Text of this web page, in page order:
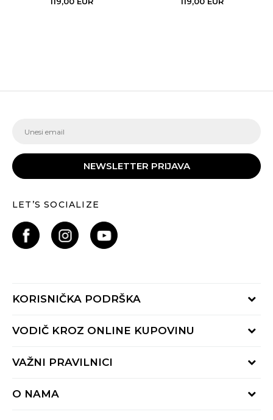
NEWSLETTER PRIJAVA
LET’S SOCIALIZE
KORISNIČKA PODRŠKA
Provjeri status porudžbine
Radno vrijeme 9-16h
VODIČ KROZ ONLINE KUPOVINU
Načini isporuke
Reklamacije
VAŽNI PRAVILNICI
O NAMA